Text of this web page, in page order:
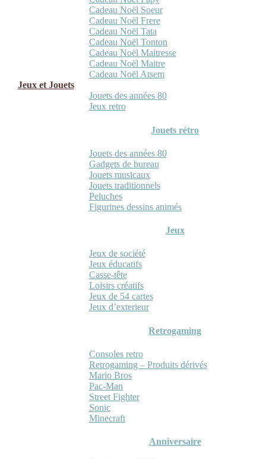
Cadeau Noël Soeur
Cadeau Noël Frere
Cadeau Noël Tata
Cadeau Noël Tonton
Cadeau Noël Maitresse
Cadeau Noël Maitre
Cadeau Noël Atsem
Jeux et Jouets
Jouets des années 80
Jeux retro
Jouets rétro
Jouets des années 80
Gadgets de bureau
Jouets musicaux
Jouets traditionnels
Peluches
Figurines dessins animés
Jeux
Jeux de société
Jeux éducatifs
Casse-tête
Loisirs créatifs
Jeux de 54 cartes
Jeux d’exterieur
Retrogaming
Consoles retro
Retrogaming – Produits dérivés
Mario Bros
Pac-Man
Street Fighter
Sonic
Minecraft
Anniversaire